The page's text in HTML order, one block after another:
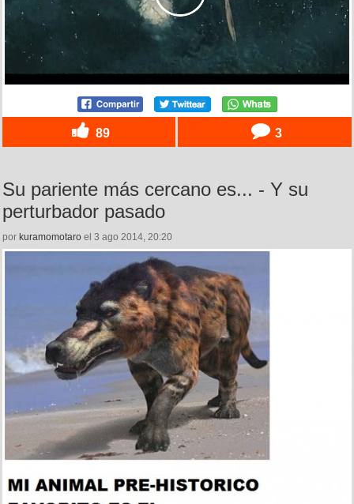
89 3
Su pariente más cercano es... - Y su
perturbador pasado
por kuramomotaro el 3 ago 2014, 20:20